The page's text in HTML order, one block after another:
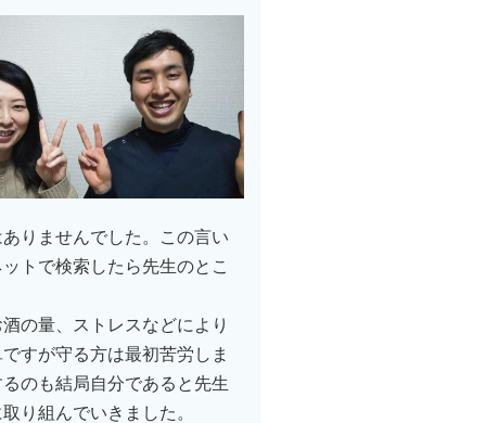
りませんでした。この言い
トで検索したら先生のとこ
の量、ストレスなどにより
すが守る方は最初苦労しま
のも結局自分であると先生
り組んでいきました。